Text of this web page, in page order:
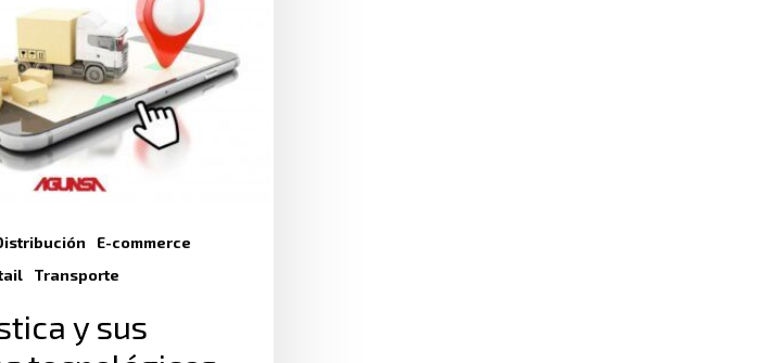
E-commerce
Transporte
y sus